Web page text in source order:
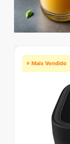
⭐ Mais Vendido